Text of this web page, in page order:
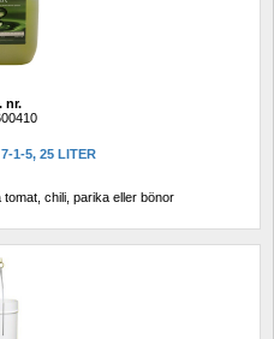
nr.
1-5, 25 LITER
chili, parika eller bönor